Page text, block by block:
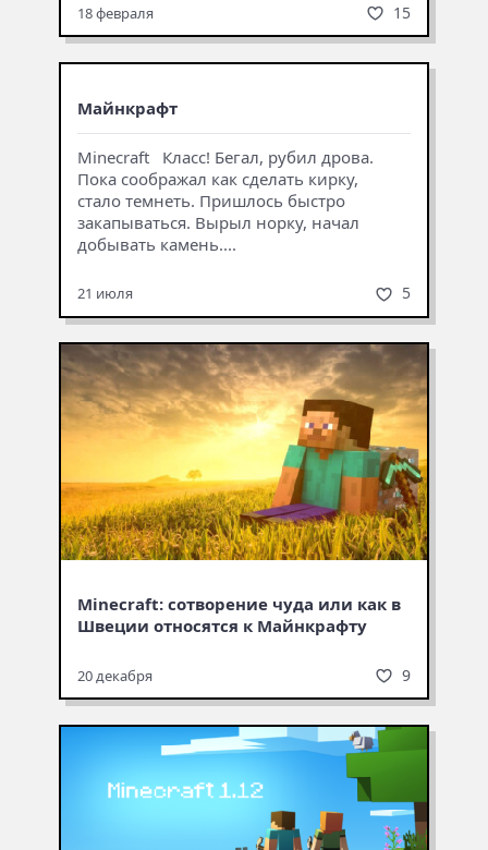
18 февраля 15
Майнкрафт
Minecraft Класс! Бегал, рубил дрова.
Пока соображал как сделать кирку,
стало темнеть. Пришлось быстро
закапываться. Вырыл норку, начал
добывать камень....
21 июля 5
Minecraft: сотворение чуда или как в
Швеции относятся к Майнкрафту
20 декабря 9